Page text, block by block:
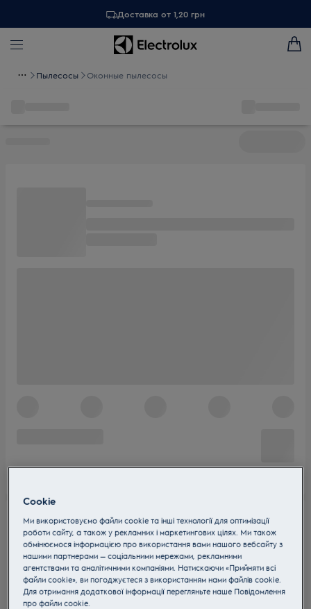
Доставка от 1,20 грн
Пылесосы Оконные пылесосы
Cookie
Ми використовуємо файли cookie та інші технології для оптимізації
роботи сайту, а також у рекламних і маркетингових цілях. Ми також
обмінюємося інформацією про використання вами нашого вебсайту з
нашими партнерами — соціальними мережами, рекламними
агентствами та аналітичними компаніями. Натискаючи «Прийняти всі
файли cookie», ви погоджуєтеся з використанням нами файлів cookie.
Для отримання додаткової інформації перегляньте наше Пoвідомлення
прo файли cookie.